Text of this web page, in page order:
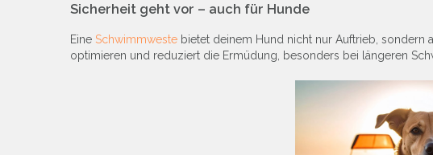
Sicherheit geht vor – auch für Hunde
Eine Schwimmweste bietet deinem Hund nicht nur Auftrieb, sondern
optimieren und reduziert die Ermüdung, besonders bei längeren